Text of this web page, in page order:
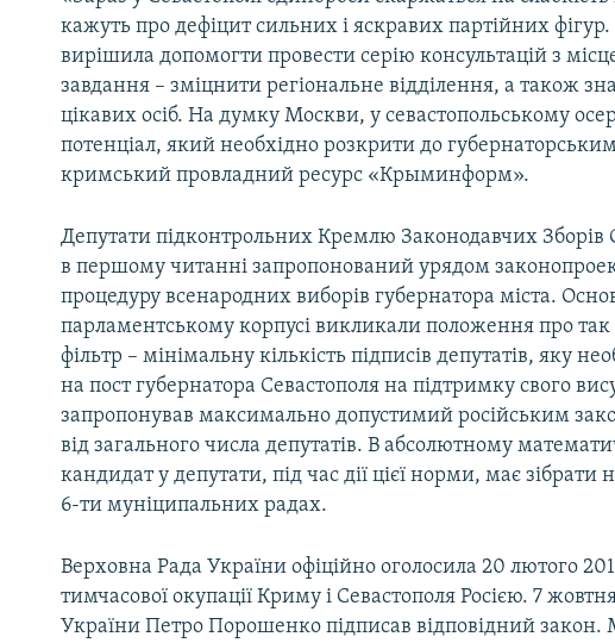
кажуть про дефіцит сильних і яскравих партійних
вирішила допомогти провести серію консультацій з
завдання – зміцнити регіональне відділення, а також
цікавих осіб. На думку Москви, у севастопольському
потенціал, який необхідно розкрити до
кримський провладний ресурс «Крыминформ».
Депутати підконтрольних Кремлю Законодавчих Зборів
в першому читанні запропонований урядом
процедуру всенародних виборів губернатора міста.
парламентському корпусі викликали положення про
фільтр – мінімальну кількість підписів депутатів, яку
на пост губернатора Севастополя на підтримку свого
запропонував максимально допустимий російським
від загального числа депутатів. В абсолютному
кандидат у депутати, під час дії цієї норми, має зібрати
6-ти муніципальних радах.
Верховна Рада України офіційно оголосила 20 лютого
тимчасової окупації Криму і Севастополя Росією. 7
України Петро Порошенко підписав відповідний закон.